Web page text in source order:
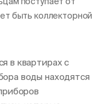
быть коллекторной
в квартирах с
воды находятся